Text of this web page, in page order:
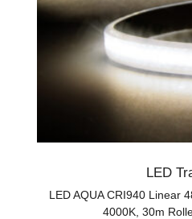
LED
LED AQUA CRI940 Linear
4000K, 30m